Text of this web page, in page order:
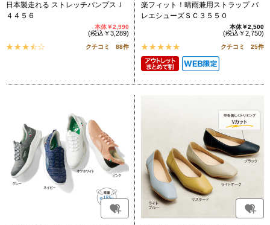
日本製走れる ストレッチパンプスＪ
４４５６
本体￥2,990
(税込￥3,289)
クチコミ 88件
楽フィット！晴雨兼用ストラップ バ
レエシューズＳＣ３５５０
本体￥2,500
(税込￥2,750)
クチコミ 25件